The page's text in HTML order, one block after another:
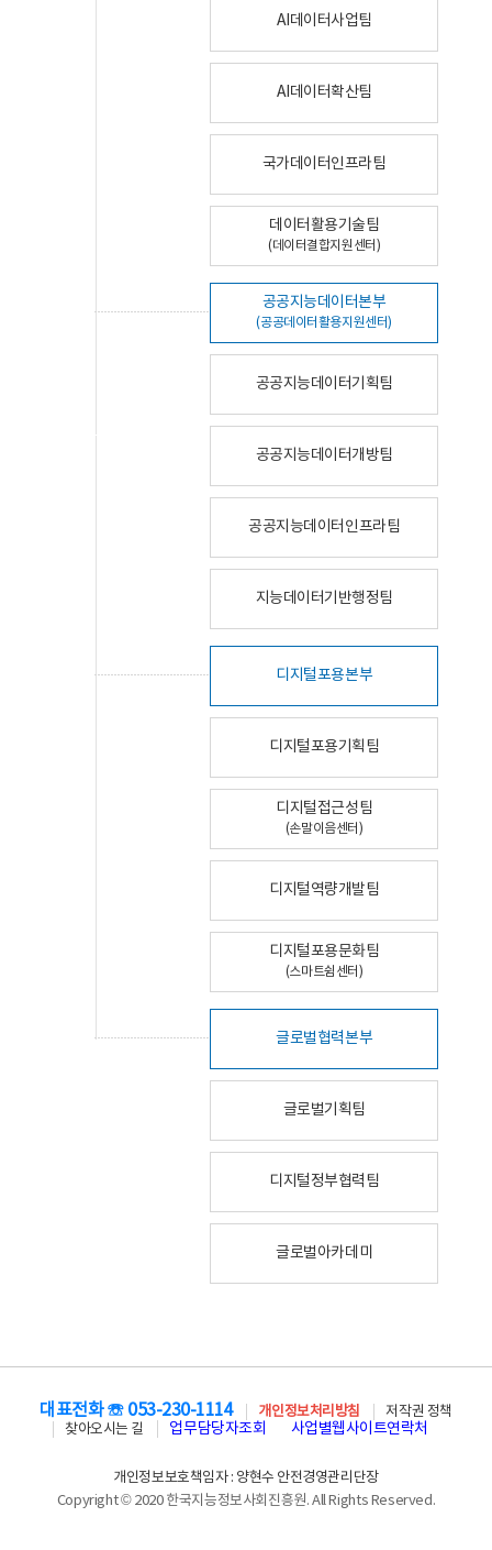
AI데이터사업팀
AI데이터확산팀
국가데이터인프라팀
데이터활용기술팀
(데이터결합지원센터)
공공지능데이터본부
(공공데이터활용지원센터)
공공지능데이터기획팀
공공지능데이터개방팀
공공지능데이터인프라팀
지능데이터기반행정팀
디지털포용본부
디지털포용기획팀
디지털접근성팀
(손말이음센터)
디지털역량개발팀
디지털포용문화팀
(스마트쉼센터)
글로벌협력본부
글로벌기획팀
디지털정부협력팀
글로벌아카데미
대표전화 ☏ 053-230-1114 개인정보처리방침
저작권 정책
찾아오시는 길
업무담당자조회 사업별웹사이트연락처
개인정보보호책임자 : 양현수 안전경영관리단장
Copyright © 2020 한국지능정보사회진흥원. All Rights Reserved.